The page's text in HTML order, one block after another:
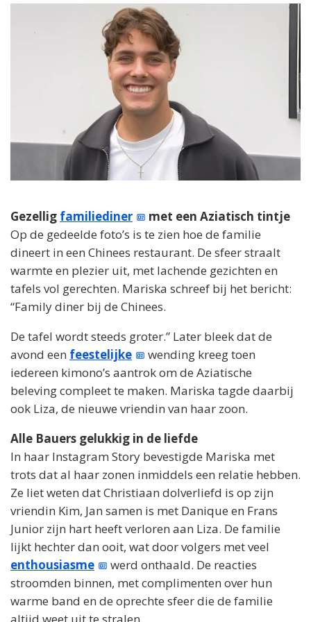
Gezellig familiediner
met een Aziatisch tintje
Op de gedeelde foto’s is te zien hoe de familie
dineert in een Chinees restaurant. De sfeer straalt
warmte en plezier uit, met lachende gezichten en
tafels vol gerechten. Mariska schreef bij het bericht:
“Family diner bij de Chinees.
De tafel wordt steeds groter.” Later bleek dat de
avond een feestelijke
wending kreeg toen
iedereen kimono’s aantrok om de Aziatische
beleving compleet te maken. Mariska tagde daarbij
ook Liza, de nieuwe vriendin van haar zoon.
Alle Bauers gelukkig in de liefde
In haar Instagram Story bevestigde Mariska met
trots dat al haar zonen inmiddels een relatie hebben.
Ze liet weten dat Christiaan dolverliefd is op zijn
vriendin Kim, Jan samen is met Danique en Frans
Junior zijn hart heeft verloren aan Liza. De familie
lijkt hechter dan ooit, wat door volgers met veel
enthousiasme
werd onthaald. De reacties
stroomden binnen, met complimenten over hun
warme band en de oprechte sfeer die de familie
altijd weet uit te stralen.